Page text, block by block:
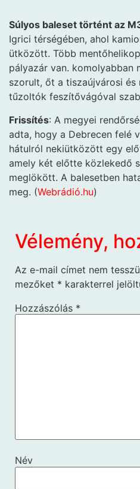
Súlyos baleset történt az
Igrici térségében, ahol
ütközött. Több
pályazár van. komolyabban
szorult, őt a tiszaújvárosi
tűzoltók feszítővágóval
Frissítés: A megyei
adta, hogy a Debrecen felé
hátulról nekiütközött egy
amely két előtte közlekedő
meglökött. A balesetben
meg. (Webrádió.hu)
Vélemény,
Az e-mail címet nem
mezőket * karakterrel
Hozzászólás *
Név